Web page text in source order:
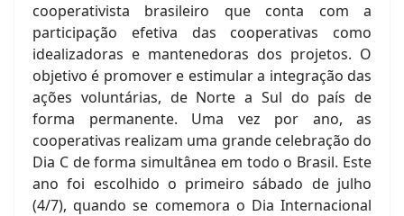
cooperativista brasileiro que conta com a
participação efetiva das cooperativas como
idealizadoras e mantenedoras dos projetos. O
objetivo é promover e estimular a integração das
ações voluntárias, de Norte a Sul do país de
forma permanente. Uma vez por ano, as
cooperativas realizam uma grande celebração do
Dia C de forma simultânea em todo o Brasil. Este
ano foi escolhido o primeiro sábado de julho
(4/7), quando se comemora o Dia Internacional